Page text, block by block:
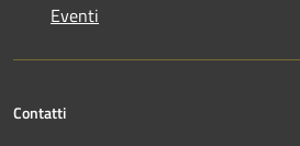
Eventi
Contatti